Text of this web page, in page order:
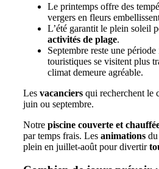
Le printemps offre des
vergers en fleurs
L’été garantit le plein soleil
activités de plage.
Septembre reste une période
touristiques se visitent plus
climat demeure agréable.
Les vacanciers qui recherchent le
juin ou septembre.
Notre piscine couverte et
par temps frais. Les animations
plein en juillet-août pour divertir